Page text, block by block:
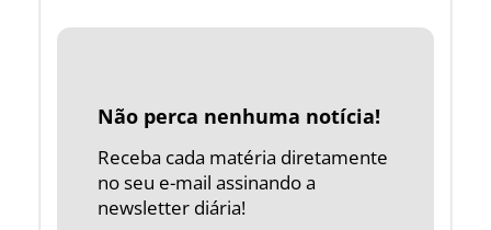
Não perca nenhuma notícia!
Receba cada matéria diretamente
no seu e-mail assinando a
newsletter diária!